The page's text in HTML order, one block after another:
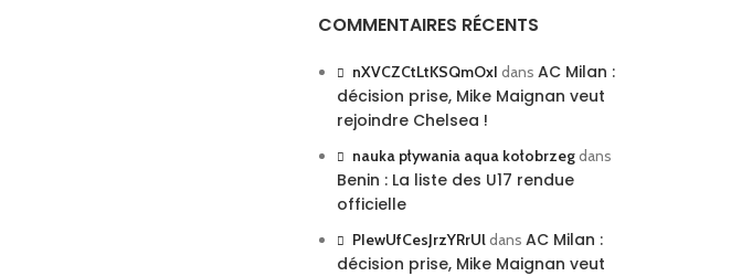
COMMENTAIRES RÉCENTS
nXVCZCtLtKSQmOxI dans AC Milan :
décision prise, Mike Maignan veut
rejoindre Chelsea !
nauka pływania aqua kołobrzegdans
Benin : La liste des U17 rendue
officielle
PIewUfCesJrzYRrUldans AC Milan :
décision prise, Mike Maignan veut